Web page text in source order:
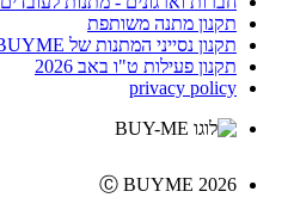
תקנון מתנה משותפת
תקנון נסייני המתנות של BUYME
תקנון פעילות ט"ו באב 2026
privacy policy
Ⓒ BUYME 2026